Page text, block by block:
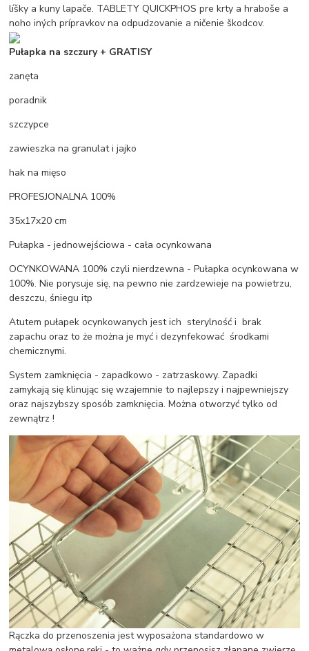
líšky a kuny lapače. TABLETY QUICKPHOS pre krty a hraboše a
noho iných prípravkov na odpudzovanie a ničenie škodcov.
Pułapka na szczury + GRATISY
zanęta
poradnik
szczypce
zawieszka na granulat i jajko
hak na mięso
PROFESJONALNA 100%
35x17x20 cm
Pułapka - jednowejściowa - cała ocynkowana
OCYNKOWANA 100% czyli nierdzewna - Pułapka ocynkowana w
100%. Nie porysuje się, na pewno nie zardzewieje na powietrzu,
deszczu, śniegu itp
Atutem pułapek ocynkowanych jest ich sterylność i brak
zapachu oraz to że można je myć i dezynfekować środkami
chemicznymi.
System zamknięcia - zapadkowo - zatrzaskowy. Zapadki
zamykają się klinując się wzajemnie to najlepszy i najpewniejszy
oraz najszybszy sposób zamknięcia. Można otworzyć tylko od
zewnątrz !
Rączka do przenoszenia jest wyposażona standardowo w